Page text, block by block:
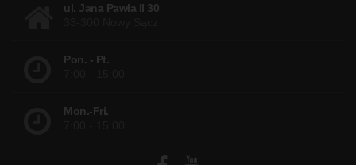
ul. Jana Pawła II 30
Pon. - Pt.
Mon.-Fri.